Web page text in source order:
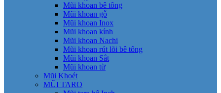
Mũi khoan bê tông
Mũi khoan gỗ
Mũi khoan Inox
Mũi khoan kính
Mũi khoan Nachi
Mũi khoan rút lõi bê tông
Mũi khoan Sắt
Mũi khoan từ
Mũi Khoét
MŨI TARO